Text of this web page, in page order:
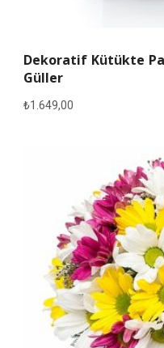
Dekoratif Kütükte
Güller
₺1.649,00